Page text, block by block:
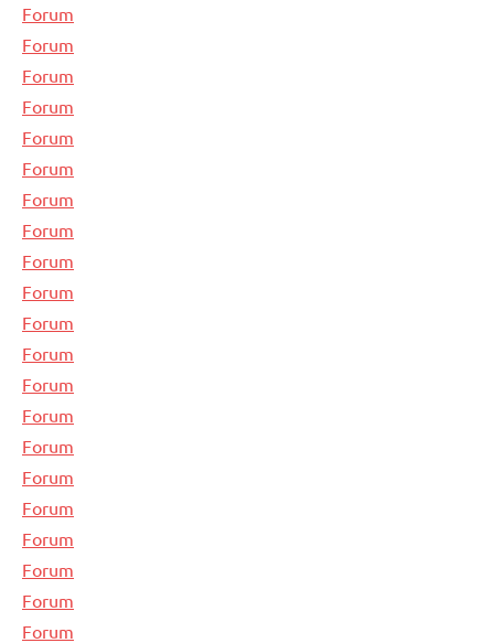
Forum
Forum
Forum
Forum
Forum
Forum
Forum
Forum
Forum
Forum
Forum
Forum
Forum
Forum
Forum
Forum
Forum
Forum
Forum
Forum
Forum